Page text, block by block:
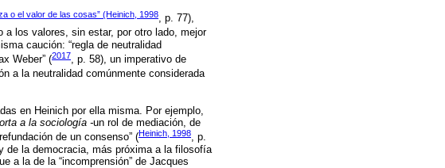
o el valor de las cosas” (Heinich, 1998, p. 77),
a los valores, sin estar, por otro lado, mejor
caución: “regla de neutralidad
Weber” (2017, p. 58), un imperativo de
a la neutralidad comúnmente considerada
en Heinich por ella misma. Por ejemplo,
a la sociología -un rol de mediación, de
de un consenso” (Heinich, 1998, p.
de la democracia, más próxima a la filosofía
a la de la “incomprensión” de Jacques